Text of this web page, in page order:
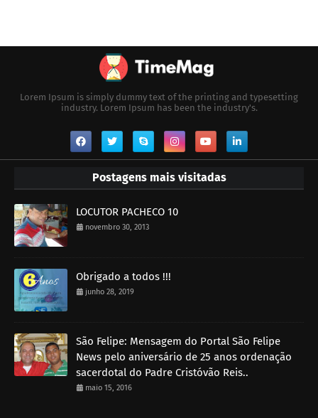
Lorem Ipsum is simply dummy text of the printing and typesetting
industry. Lorem Ipsum has been the industry's.
Postagens mais visitadas
LOCUTOR PACHECO 10
novembro 30, 2013
Obrigado a todos !!!
junho 28, 2019
São Felipe: Mensagem do Portal São Felipe
News pelo aniversário de 25 anos ordenação
sacerdotal do Padre Cristóvão Reis..
maio 15, 2016